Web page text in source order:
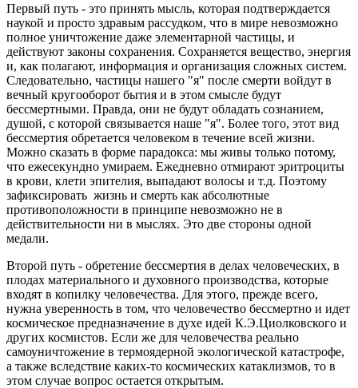
Первый путь - это принять мысль, которая подтверждается
наукой и просто здравым рассудком, что в мире невозможно
полное уничтожение даже элементарной частицы, и
действуют законы сохранения. Сохраняется вещество, энергия
и, как полагают, информация и организация сложных систем.
Следовательно, частицы нашего "я" после смерти войдут в
вечный кругооборот бытия и в этом смысле будут
бессмертными. Правда, они не будут обладать сознанием,
душой, с которой связывается наше "я". Более того, этот вид
бессмертия обретается человеком в течение всей жизни.
Можно сказать в форме парадокса: мы живы только потому,
что ежесекундно умираем. Ежедневно отмирают эритроциты
в крови, клети эпителия, выпадают волосы и т.д. Поэтому
зафиксировать жизнь и смерть как абсолютные
противоположности в принципе невозможно не в
действительности ни в мыслях. Это две стороны одной
медали.
Второй путь - обретение бессмертия в делах человеческих, в
плодах материального и духовного производства, которые
входят в копилку человечества. Для этого, прежде всего,
нужна уверенность в том, что человечество бессмертно и идет
космическое предназначение в духе идей К.Э.Циолковского и
других космистов. Если же для человечества реально
самоуничтожение в термоядерной экологической катастрофе,
а также вследствие каких-то космических катаклизмов, то в
этом случае вопрос остается открытым.